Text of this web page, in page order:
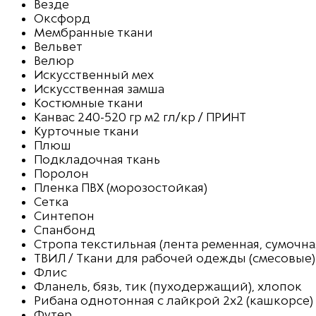
Везде
Оксфорд
Мембранные ткани
Вельвет
Велюр
Искусственный мех
Искусственная замша
Костюмные ткани
Канвас 240-520 гр м2 гл/кр / ПРИНТ
Курточные ткани
Плюш
Подкладочная ткань
Поролон
Пленка ПВХ (морозостойкая)
Сетка
Синтепон
Спанбонд
Стропа текстильная (лента ременная,
ТВИЛ / Ткани для рабочей одежды (смесовые)
Флис
Фланель, бязь, тик (пуходержащий), хлопок
Рибана однотонная с лайкрой 2х2 (кашкорсе)